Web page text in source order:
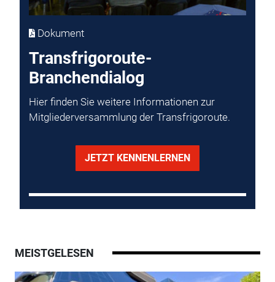
Dokument
Transfrigoroute-
Branchendialog
Hier finden Sie weitere Informationen zur
Mitgliederversammlung der Transfrigoroute.
JETZT KENNENLERNEN
MEISTGELESEN